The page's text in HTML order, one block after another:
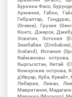
Буркина Фасо,
Армения, Габон,
Гибралтар,
(Greece), Грузия
Конго, Джерси,
Эсватин, Эстония
Зимбабве
(Iceland), Испания
Каймановы острова,
Кыргызстан, Китай
Коморские острова,
д'Ивуар, Куба, Кувейт,
Либерия, Ливан,
Мавритания,